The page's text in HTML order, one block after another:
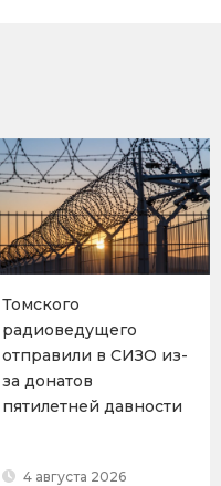
Томского
радиоведущего
отправили в СИЗО из-
за донатов
пятилетней давности
4 августа 2026